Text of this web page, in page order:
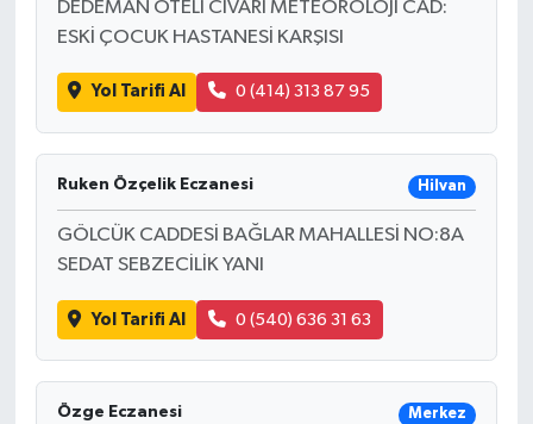
DEDEMAN OTELİ CİVARI METEOROLOJİ CAD:
ESKİ ÇOCUK HASTANESİ KARŞISI
Yol Tarifi Al 0 (414) 313 87 95
Ruken Özçelik Eczanesi Hilvan
GÖLCÜK CADDESİ BAĞLAR MAHALLESİ NO:8A
SEDAT SEBZECİLİK YANI
Yol Tarifi Al 0 (540) 636 31 63
Özge Eczanesi Merkez